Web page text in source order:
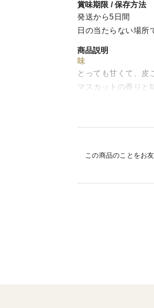
賞味期限 / 保存方法
発送から5日間
日の当たらない場所
商品説明
味
とっても甘くて、皮
マスカットの香りと
まるごと口にほお
丹精込めた品質管理
ブドウ栽培をする上
この商品のことをお